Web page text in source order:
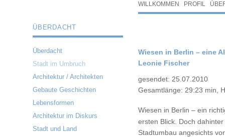
Wiesen in Berlin – eine
Leonie Fischer
gesendet: 25.07.2010
Gesamtlänge: 29:23 min,
Wiesen in Berlin – ein
ersten Blick. Doch
Stadtumbau angesichts
WILLKOMMEN PROFIL
ÜBERDACHT
Überdacht
Stadt im Umbruch
Architektur / Architekten
Gebaute Geschichten
Lebensformen
Architektur im Diskurs
Stadt und Land